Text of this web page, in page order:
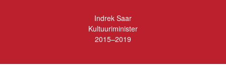
Indrek Saar
Kultuuriminister
2015–2019